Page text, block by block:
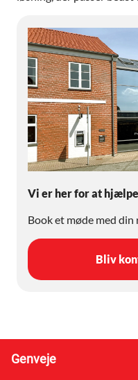
Vi er her for at hjælpe
Book et møde med din
Bliv
Genveje